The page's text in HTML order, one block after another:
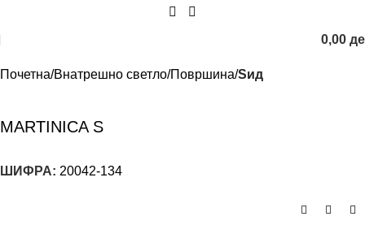
0,00
Почетна Внатрешно светло Површина Sид
MARTINICA S
ШИФРА: 20042-134